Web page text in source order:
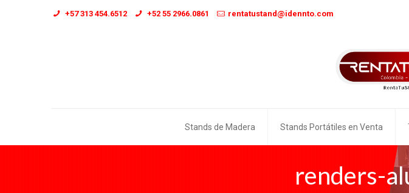
+57 313 454.6512 +52 55 2966.0861 rentatustand@idennto.com
Stands de Madera Stands Portátiles en Venta
renders-